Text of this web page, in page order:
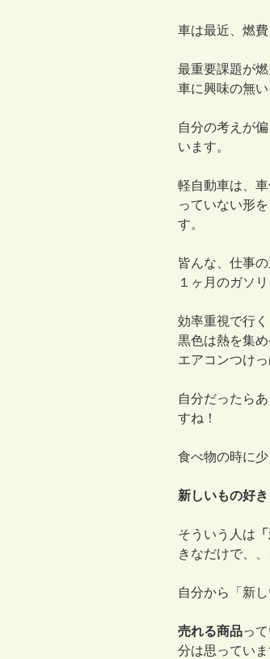
車は最近、燃費
最重要課題が
車に興味の無
自分の考えが
います。
軽自動車は、
っていない形
す。
皆んな、仕事
１ヶ月のガソ
効率重視で行
黒色は熱を集
エアコンつけ
自分だったら
すね！
食べ物の時に
新しいもの好き
そういう人は
きなだけで、、
自分から「新
売れる商品っ
分は思っていま